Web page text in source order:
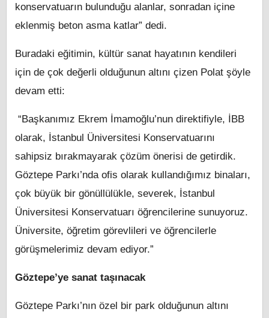
konservatuarın bulunduğu alanlar, sonradan içine
eklenmiş beton asma katlar” dedi.
Buradaki eğitimin, kültür sanat hayatının kendileri
için de çok değerli olduğunun altını çizen Polat şöyle
devam etti:
“Başkanımız Ekrem İmamoğlu’nun direktifiyle, İBB
olarak, İstanbul Üniversitesi Konservatuarını
sahipsiz bırakmayarak çözüm önerisi de getirdik.
Göztepe Parkı’nda ofis olarak kullandığımız binaları,
çok büyük bir gönüllülükle, severek, İstanbul
Üniversitesi Konservatuarı öğrencilerine sunuyoruz.
Üniversite, öğretim görevlileri ve öğrencilerle
görüşmelerimiz devam ediyor.”
Göztepe’ye sanat taşınacak
Göztepe Parkı’nın özel bir park olduğunun altını